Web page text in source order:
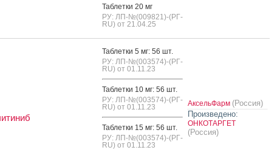
Таб­летки 20 мг
РУ: ЛП-№(009821)-(РГ-
RU) от 21.04.25
Таб­летки 5 мг: 56 шт.
РУ: ЛП-№(003574)-(РГ-
RU) от 01.11.23
Таб­летки 10 мг: 56 шт.
РУ: ЛП-№(003574)-(РГ-
RU) от 01.11.23
Таб­летки 15 мг: 56 шт.
РУ: ЛП-№(003574)-(РГ-
RU) от 01.11.23
АксельФарм (Россия)
Произведено:
ОНКОТАРГЕТ
(Россия)